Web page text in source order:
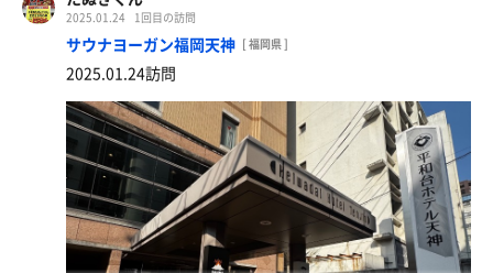
2025.01.24 1回目の訪問
サウナヨーガン福岡天神 [ 福岡県 ]
2025.01.24訪問